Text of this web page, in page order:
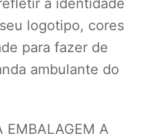
logotipo, cores
para fazer de
ambulante do
EMBALAGEM A